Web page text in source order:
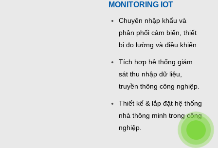
MONITORING IOT
Chuyên nhập khẩu và
phân phối cảm biến, thiết
bị đo lường và điều khiển.
Tích hợp hệ thống giám
sát thu nhập dữ liệu,
truyền thông công nghiệp.
Thiết kế & lắp đặt hệ thống
nhà thông minh trong công
nghiệp.